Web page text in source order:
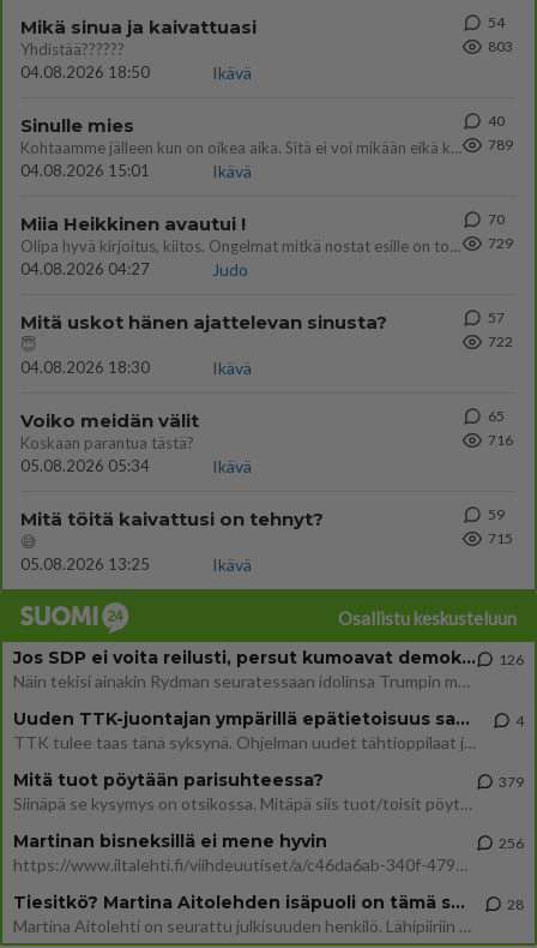
Mikä sinua ja kaivattuasi
Yhdistää??????
04.08.2026 18:50
Ikävä
54
803
Sinulle mies
Kohtaamme jälleen kun on oikea aika. Sitä ei voi mikään eikä kukaan estää <3 <3
04.08.2026 15:01
Ikävä
40
789
Miia Heikkinen avautui !
Olipa hyvä kirjoitus, kiitos. Ongelmat mitkä nostat esille on todellisia ja tämä ylimielisyys totta ja se näkyy kaikessa
04.08.2026 04:27
Judo
70
729
Mitä uskot hänen ajattelevan sinusta?
😇
04.08.2026 18:30
Ikävä
57
722
Voiko meidän välit
Koskaan parantua tästä?
05.08.2026 05:34
Ikävä
65
716
Mitä töitä kaivattusi on tehnyt?
😅
05.08.2026 13:25
Ikävä
59
715
Osallistu keskusteluun
Jos SDP ei voita reilusti, persut kumoavat demokratian Suomesta
Näin tekisi ainakin Rydman seuratessaan idolinsa Trumpin mallia https://www.is.fi/politiikka/art-2000012187244.html
126
Uuden TTK-juontajan ympärillä epätietoisuus sakenee - Nyt MTV hämmentää soppaa
TTK tulee taas tänä syksynä. Ohjelman uudet tähtioppilaat julkistetaan torstaina 6. elokuuta klo 14 alkavassa lehdistö
4
Mitä tuot pöytään parisuhteessa?
Siinäpä se kysymys on otsikossa. Mitäpä siis tuot/toisit pöytään parisuhteessa? Oletko mies vai nainen? Koetko sen mitä
379
Martinan bisneksillä ei mene hyvin
https://www.iltalehti.fi/viihdeuutiset/a/c46da6ab-340f-4790-aaa7-0865eed2336 Yrityksen konkurssihakemus on tullut kärä
256
Tiesitkö? Martina Aitolehden isäpuoli on tämä suosittu laulaja
Martina Aitolehti on seurattu julkisuuden henkilö. Lähipiiriin mahtuu muitakin tunnettuja henkilöitä. Tiesitkö, että Ma
28